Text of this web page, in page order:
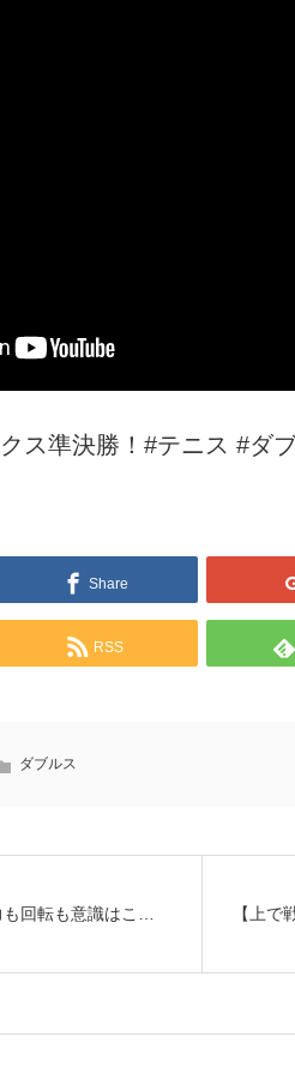
ス準決勝！#テニス #ダ
Share
RSS
ダブルス
も回転も意識はこ… 【上で